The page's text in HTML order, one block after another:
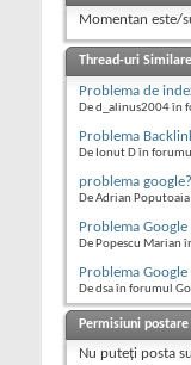
Momentan este/
Thread-uri Similare
Problema de
De d_alinus2004 în
Problema
De Ionut D în
problema google?
De Adrian
Problema
De Popescu Marian
Problema Google
De dsa în forumul
Permisiuni postare
Nu puteţi posta